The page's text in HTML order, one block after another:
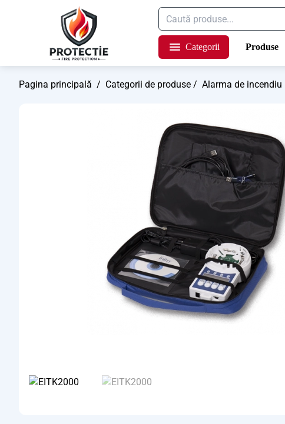
Categorii Produse
Pagina principală / Categorii de produse / Alarma de incendiu